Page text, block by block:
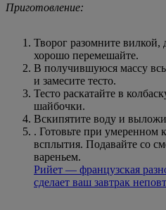
Приготовление:
Творог разомните вилкой,
хорошо перемешайте.
В получившуюся массу
и замесите тесто.
Тесто раскатайте в
шайбочки.
Вскипятите воду и
. Готовьте при умеренном
всплытия. Подавайте со
вареньем.
Рийет — французская
сделает ваш завтрак